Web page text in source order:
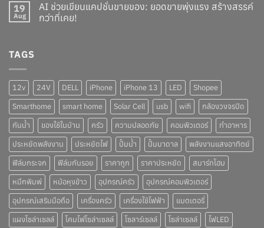
19
Aug
AI ช่วยเขียนแคปชั่นขายของ: ยอดขายพุ่งแรง สร้างสรรค์
กว่าที่เคย!
TAGS
12v 24V DELL iPhone iPhone 13 LED
Shopee
Smarthome
smart home Solar Cell usb wifi
กล้องวงจรปิด
กันน้ำ
ของใช้ในบ้าน ครัว ความปลอดภัย คอมพิวเตอร์
ทำอาหาร
ประหยัดพลังงาน
ประหยัดไฟ ปั๊มน้ำ ปั๊มบาดาล
พลังงานแสงอาทิตย์
ฟิล์มกระจก
ฟิล์มกันรอย ราคาถูก ราคาประหยัด
สมาร์ทโฮม
หมึกพิมพ์
หม้อหุงข้าว อุปกรณ์ครัว
อุปกรณ์คอมพิวเตอร์
อุปกรณ์เสริมมือถือ
เครื่องครัว เครื่องใช้ไฟฟ้า
แบตเตอรี่
แผงโซล่าเซลล์
โคมไฟโซล่าเซลล์ โซลาร์เซลล์ โซล่าเซลล์ ไฟLED